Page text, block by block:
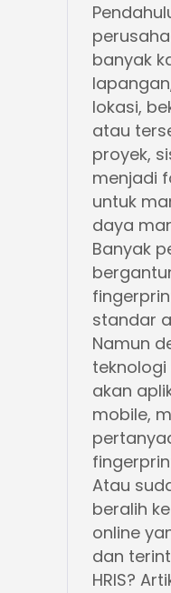
banyak
lokasi,
atau
proyek,
menjadi
untuk
daya
Banyak
standar
Namun
akan
mobile,
Atau
beralih
online
dan
HRIS?